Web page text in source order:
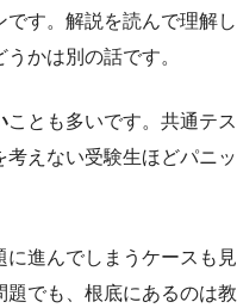
です。解説を読んで理解し
かは別の話です。
ことも多いです。共通テス
考えない受験生ほどパニッ
に進んでしまうケースも見
でも、根底にあるのは教